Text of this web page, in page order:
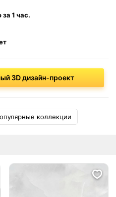
1 час.
3D дизайн-проект
коллекции